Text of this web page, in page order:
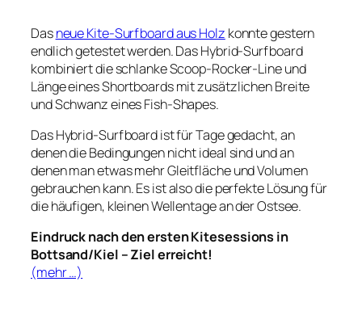
Dasneue Kite-Surfboard aus Holz konnte gestern
endlich getestet werden. Das Hybrid-Surfboard
kombiniert die schlanke Scoop-Rocker-Line und
Länge eines Shortboards mitzusätzlichen Breite
und Schwanz eines Fish-Shapes.
Das Hybrid-Surfboard ist für Tage gedacht, an
denen die Bedingungen nicht ideal sind und an
denen man etwas mehr Gleitfläche und Volumen
gebrauchen kann. Es ist also die perfekte Lösung für
die häufigen, kleinen Wellentage an der Ostsee.
Eindruck nach den ersten Kitesessions in
Bottsand/Kiel – Ziel erreicht!
(mehr …)